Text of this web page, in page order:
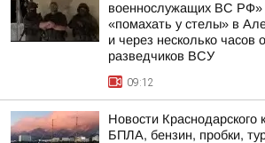
военнослужащих ВС РФ»
«помахать у стелы» в
и через несколько часов
разведчиков ВСУ
09:12
Новости Краснодарского
БПЛА, бензин, пробки,